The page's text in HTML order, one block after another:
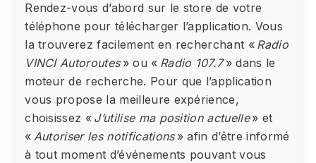
Rendez-vous d’abord sur le store de votre
téléphone pour télécharger l’application. Vous
la trouverez facilement en recherchant « Radio
VINCI Autoroutes» ou « Radio 107.7» dans le
moteur de recherche. Pour que l’application
vous propose la meilleure expérience,
choisissez « J’utilise ma position actuelle» et
« Autoriser les notifications» afin d’être informé
à tout moment d’événements pouvant vous